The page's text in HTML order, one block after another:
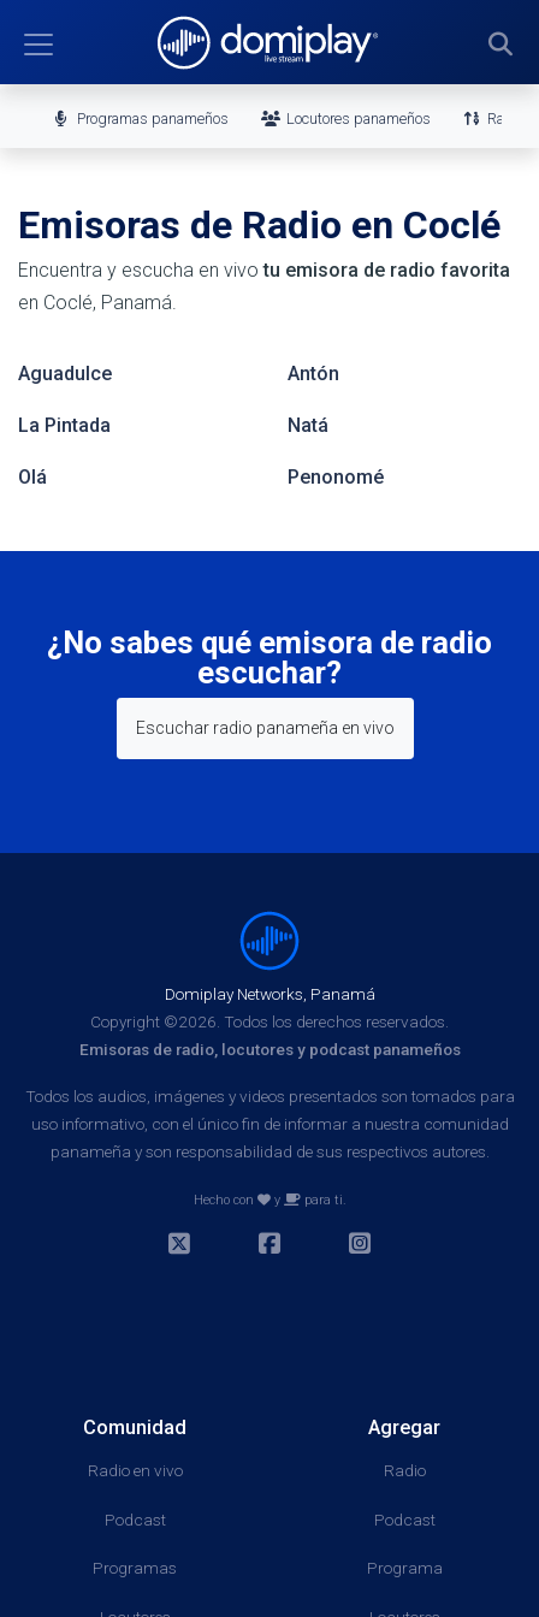
Programas panameños Locutores panameños
Emisoras de Radio en Coclé
Encuentra y escucha en vivotu emisora de radio favorita
en Coclé, Panamá.
Aguadulce Antón
La Pintada Natá
Olá Penonomé
¿No sabes qué emisora de radio
escuchar?
Escuchar radio panameña en vivo
Domiplay Networks, Panamá
Copyright ©2026. Todos los derechos reservados.
Emisoras de radio, locutores y podcast panameños
Todos los audios, imágenes y videos presentados son tomados para
uso informativo, con el único fin de informar a nuestra comunidad
panameña y son responsabilidad de sus respectivos autores.
Hecho con y para ti.
Comunidad
Radio en vivo
Podcast
Programas
Agregar
Radio
Podcast
Programa